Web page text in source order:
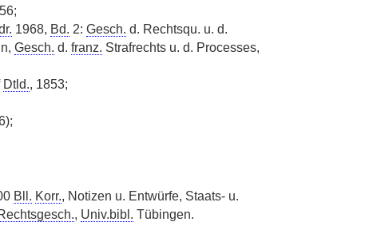
1968, Bd. 2: Gesch. d. Rechtsqu. u. d.
Gesch. d. franz. Strafrechts u. d. Processes,
Dtld., 1853;
Bll. Korr., Notizen u. Entwürfe, Staats- u.
, Univ.bibl. Tübingen.